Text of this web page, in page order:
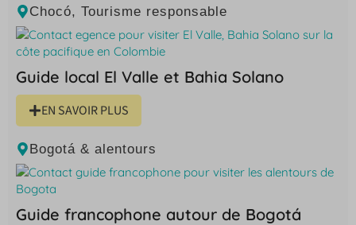
Chocó, Tourisme responsable
Guide local El Valle et Bahia Solano
EN SAVOIR PLUS
Bogotá & alentours
Guide francophone autour de Bogotá